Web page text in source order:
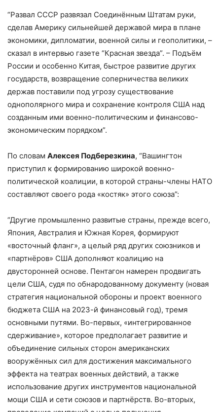
“Развал СССР развязал Соединённым Штатам руки,
сделав Америку сильнейшей державой мира в плане
экономики, дипломатии, военной силы и геополитики, –
сказал в интервью газете “Красная звезда”. – Подъём
России и особенно Китая, быстрое развитие других
государств, возвращение соперничества великих
держав поставили под угрозу существование
однополярного мира и сохранение контроля США над
созданным ими военно-политическим и финансово-
экономическим порядком”.
По словам Алексея Подберезкина, “Вашингтон
приступил к формированию широкой военно-
политической коалиции, в которой страны-члены НАТО
составляют своего рода «костяк» этого союза”:
“Другие промышленно развитые страны, прежде всего,
Япония, Австралия и Южная Корея, формируют
«восточный фланг», а целый ряд других союзников и
«партнёров» США дополняют коалицию на
двусторонней основе. Пентагон намерен продвигать
цели США, судя по обнародованному документу (новая
стратегия национальной обороны и проект военного
бюджета США на 2023-й финансовый год), тремя
основными путями. Во-первых, «интегрированное
сдерживание», которое предполагает развитие и
объединение сильных сторон американских
вооружённых сил для достижения максимального
эффекта на театрах военных действий, а также
использование других инструментов национальной
мощи США и сети союзов и партнёрств. Во-вторых,